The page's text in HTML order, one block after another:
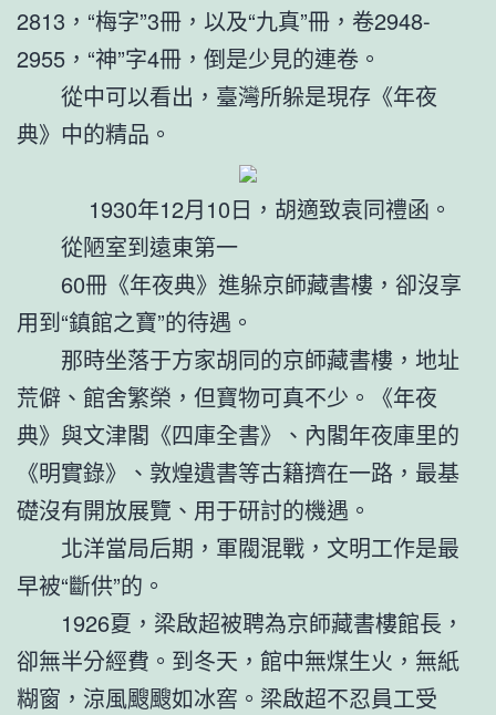
2813，“梅字”3冊，以及“九真”冊，卷2948-
2955，“神”字4冊，倒是少見的連卷。
從中可以看出，臺灣所躲是現存《年夜
典》中的精品。
1930年12月10日，胡適致袁同禮函。
從陋室到遠東第一
60冊《年夜典》進躲京師藏書樓，卻沒享
用到“鎮館之寶”的待遇。
那時坐落于方家胡同的京師藏書樓，地址
荒僻、館舍繁榮，但寶物可真不少。《年夜
典》與文津閣《四庫全書》、內閣年夜庫里的
《明實錄》、敦煌遺書等古籍擠在一路，最基
礎沒有開放展覽、用于研討的機遇。
北洋當局后期，軍閥混戰，文明工作是最
早被“斷供”的。
1926夏，梁啟超被聘為京師藏書樓館長，
卻無半分經費。到冬天，館中無煤生火，無紙
糊窗，涼風颼颼如冰窖。梁啟超不忍員工受